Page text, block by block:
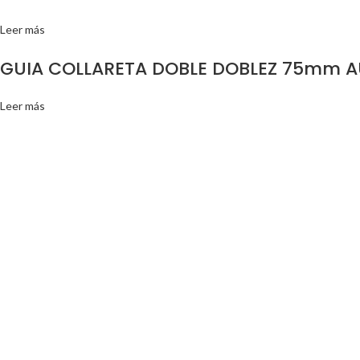
Leer más
GUIA COLLARETA DOBLE DOBLEZ 75mm
Leer más